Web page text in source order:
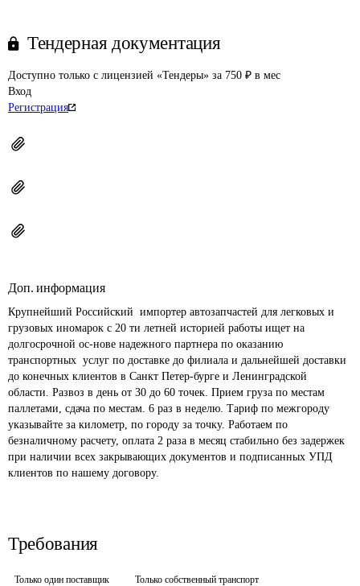
Тендерная документация
Доступно только с лицензией «Тендеры» за 750 ₽ в мес
Вход
Регистрация
Доп. информация
Крупнейший Российский  импортер автозапчастей для легковых и
грузовых иномарок с 20 ти летней историей работы ищет на
долгосрочной ос-нове надежного партнера по оказанию
транспортных  услуг по доставке до филиала и дальнейшей доставки
до конечных клиентов в Санкт Петер-бурге и Ленинградской
области. Развоз в день от 30 до 60 точек. Прием груза по местам
паллетами, сдача по местам. 6 раз в неделю. Тариф по межгороду
указывайте за километр, по городу за точку. Работаем по
безналичному расчету, оплата 2 раза в месяц стабильно без задержек
при наличии всех закрывающих документов и подписанных УПД
клиентов по нашему договору.
Требования
Только один поставщик Только собственный транспорт